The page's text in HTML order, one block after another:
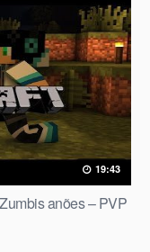
19:43
anões – PVP